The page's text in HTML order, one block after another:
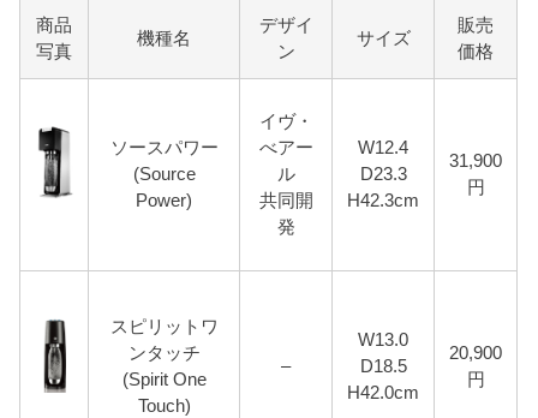
商品
写真
機種名
デザイ
ン
サイズ
販売
価格
ソースパワー
(Source
Power)
イヴ・
べアー
ル
共同開
発
W12.4
D23.3
H42.3cm
31,900
円
スピリットワ
ンタッチ
(Spirit One
Touch)
–
W13.0
D18.5
H42.0cm
20,900
円